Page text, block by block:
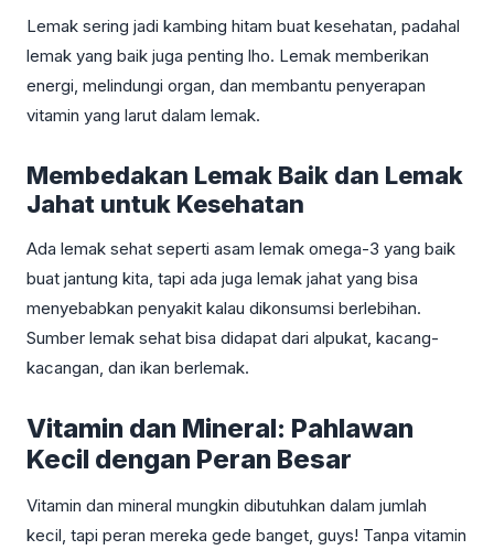
Lemak sering jadi kambing hitam buat kesehatan, padahal
lemak yang baik juga penting lho. Lemak memberikan
energi, melindungi organ, dan membantu penyerapan
vitamin yang larut dalam lemak.
Membedakan Lemak Baik dan Lemak
Jahat untuk Kesehatan
Ada lemak sehat seperti asam lemak omega-3 yang baik
buat jantung kita, tapi ada juga lemak jahat yang bisa
menyebabkan penyakit kalau dikonsumsi berlebihan.
Sumber lemak sehat bisa didapat dari alpukat, kacang-
kacangan, dan ikan berlemak.
Vitamin dan Mineral: Pahlawan
Kecil dengan Peran Besar
Vitamin dan mineral mungkin dibutuhkan dalam jumlah
kecil, tapi peran mereka gede banget, guys! Tanpa vitamin